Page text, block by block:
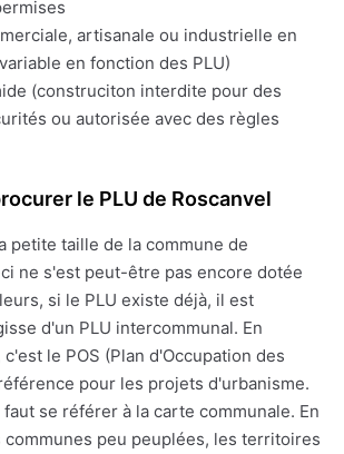
artisanale ou industrielle en
en fonction des PLU)
(construciton interdite pour des
ou autorisée avec des règles
le PLU de Roscanvel
petite taille de la commune de
ne s'est peut-être pas encore dotée
si le PLU existe déjà, il est
d'un PLU intercommunal. En
c'est le POS (Plan d'Occupation des
pour les projets d'urbanisme.
se référer à la carte communale. En
peu peuplées, les territoires